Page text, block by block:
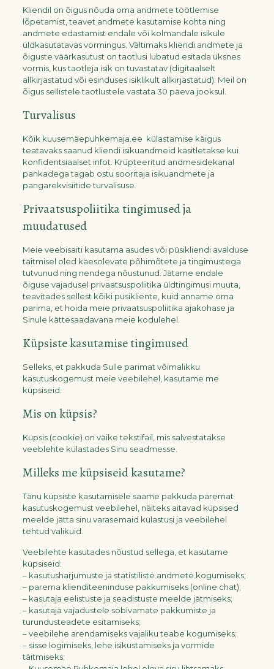
Kliendil on õigus nõuda oma andmete töötlemise
lõpetamist, teavet andmete kasutamise kohta ning
andmete edastamist endale või kolmandale isikule
üldkasutatavas vormingus. Vältimaks kliendi andmete ja
õiguste väärkasutust on taotlusi lubatud esitada üksnes
vormis, kus taotleja isik on tuvastatav (digitaalselt
allkirjastatud või esinduses isiklikult allkirjastatud). Meil on
õigus sellistele taotlustele vastata 30 päeva jooksul.
Turvalisus
Kõik kuusemäepuhkemaja.ee külastamise käigus
teatavaks saanud kliendi isikuandmeid käsitletakse kui
konfidentsiaalset infot. Krüpteeritud andmesidekanal
pankadega tagab ostu sooritaja isikuandmete ja
pangarekvisiitide turvalisuse.
Privaatsuspoliitika tingimused ja
muudatused
Meie veebisaiti kasutama asudes või püsikliendi avalduse
täitmisel oled käesolevate põhimõtete ja tingimustega
tutvunud ning nendega nõustunud. Jätame endale
õiguse vajadusel privaatsuspoliitika üldtingimusi muuta,
teavitades sellest kõiki püsikliente, kuid anname oma
parima, et hoida meie privaatsuspoliitika ajakohase ja
Sinule kättesaadavana meie kodulehel.
Küpsiste kasutamise tingimused
Selleks, et pakkuda Sulle parimat võimalikku
kasutuskogemust meie veebilehel, kasutame me
küpsiseid.
Mis on küpsis?
Küpsis (cookie) on väike tekstifail, mis salvestatakse
veeblehte külastades Sinu seadmesse.
Milleks me küpsiseid kasutame?
Tänu küpsiste kasutamisele saame pakkuda paremat
kasutuskogemust veebilehel, näiteks aitavad küpsised
meelde jätta sinu varasemaid külastusi ja veebilehel
tehtud valikuid.
Veebilehte kasutades nõustud sellega, et kasutame
küpsiseid:
– kasutusharjumuste ja statistiliste andmete kogumiseks;
– parema klienditeeninduse pakkumiseks (online chat);
– kasutaja eelistuste ja seadistuste meelde jätmiseks;
– kasutaja vajadustele sobivamate pakkumiste ja
turundusteadete esitamiseks;
– veebilehe arendamiseks vajaliku teabe kogumiseks;
– sisse logimiseks, lehe isikustamiseks ja vormide
täitmiseks;